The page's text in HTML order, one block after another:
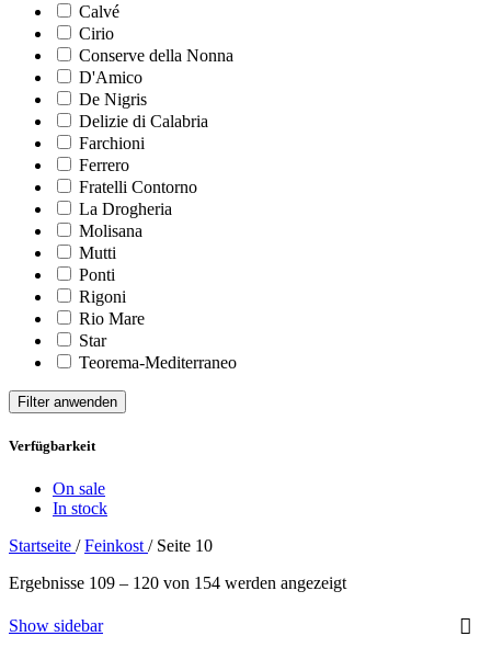
Calvé
Cirio
Conserve della Nonna
D'Amico
De Nigris
Delizie di Calabria
Farchioni
Ferrero
Fratelli Contorno
La Drogheria
Molisana
Mutti
Ponti
Rigoni
Rio Mare
Star
Teorema-Mediterraneo
Filter anwenden
Verfügbarkeit
On sale
In stock
Startseite / Feinkost / Seite 10
Ergebnisse 109 – 120 von 154 werden angezeigtNach
Show sidebar